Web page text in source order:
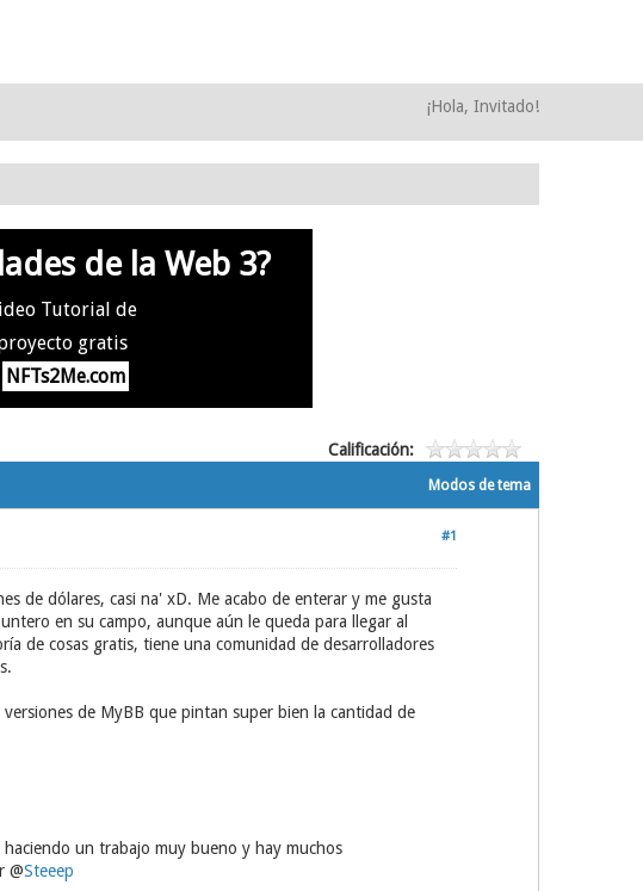
¡Hola, Invitado!
de la Web 3?
Tutorial de
gratis
NFTs2Me.com
Calificación:
Modos de tema
#1
de dólares, casi na' xD. Me acabo de enterar y me gusta
en su campo, aunque aún le queda para llegar al
de cosas gratis, tiene una comunidad de desarrolladores
de MyBB que pintan super bien la cantidad de
un trabajo muy bueno y hay muchos
@Steeep